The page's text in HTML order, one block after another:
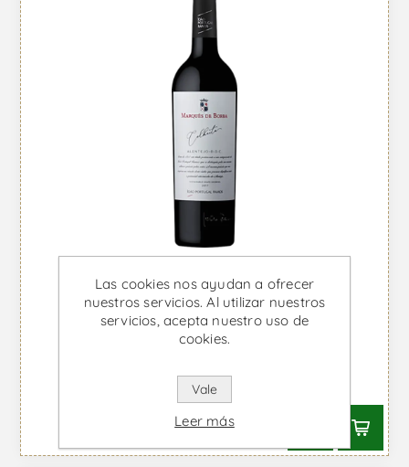
Desde €8,76 IVA incl.
Las cookies nos ayudan a ofrecer
nuestros servicios. Al utilizar nuestros
servicios, acepta nuestro uso de
cookies.
Vale
Leer más